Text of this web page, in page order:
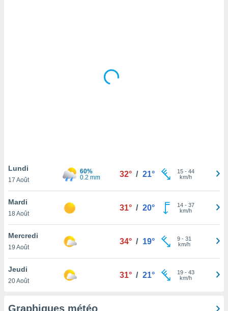
notre
que
et que
Lundi
17 Août
60%
0.2 mm
32° / 21° 15- 44
km/h
Mardi
18 Août
31° / 20° 14- 37
km/h
Mercredi
19 Août
34° / 19° 9- 31
km/h
Jeudi
20 Août
31° / 21° 19- 43
km/h
Graphiques météo